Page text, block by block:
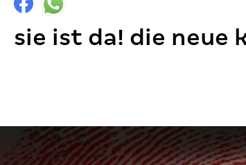
sie ist da! die neue